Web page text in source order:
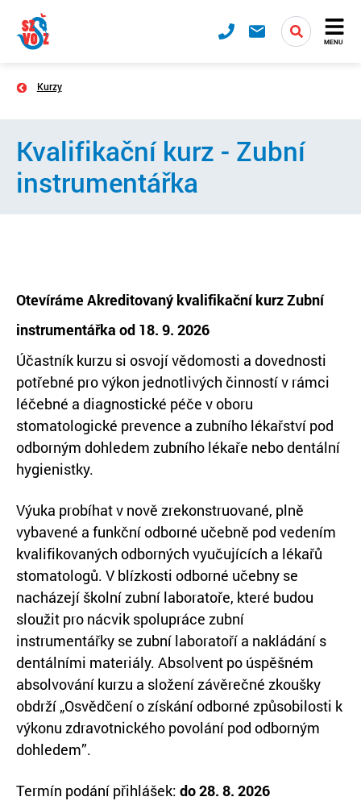
MENU
Kurzy
Kvalifikační kurz - Zubní
instrumentářka
Otevíráme Akreditovaný kvalifikační kurz Zubní
instrumentářka od 18. 9. 2026
Účastník kurzu si osvojí vědomosti a dovednosti
potřebné pro výkon jednotlivých činností v rámci
léčebné a diagnostické péče v oboru
stomatologické prevence a zubního lékařství pod
odborným dohledem zubního lékaře nebo dentální
hygienistky.
Výuka probíhat v nově zrekonstruované, plně
vybavené a funkční odborné učebně pod vedením
kvalifikovaných odborných vyučujících a lékařů
stomatologů. V blízkosti odborné učebny se
nacházejí školní zubní laboratoře, které budou
sloužit pro nácvik spolupráce zubní
instrumentářky se zubní laboratoří a nakládání s
dentálními materiály. Absolvent po úspěšném
absolvování kurzu a složení závěrečné zkoušky
obdrží „Osvědčení o získání odborné způsobilosti k
výkonu zdravotnického povolání pod odborným
dohledem”.
Termín podání přihlášek: do 28. 8. 2026